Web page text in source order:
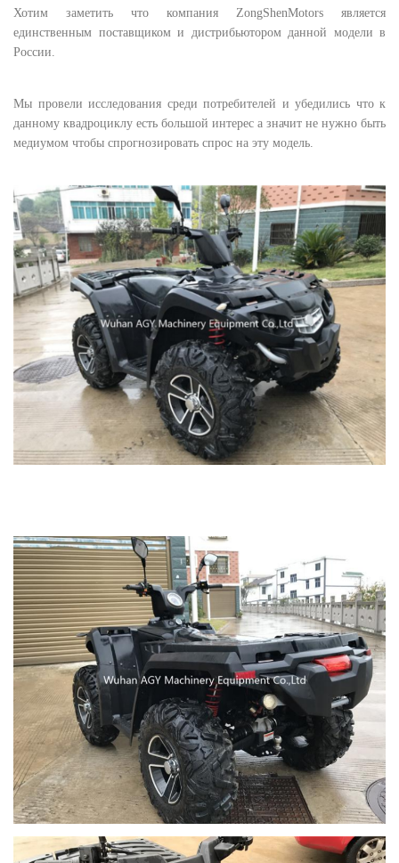
Хотим заметить что компания ZongShenMotors является
единственным поставщиком и дистрибьютором данной модели в
России.
Мы провели исследования среди потребителей и убедились что к
данному квадроциклу есть большой интерес а значит не нужно быть
медиумом чтобы спрогнозировать спрос на эту модель.